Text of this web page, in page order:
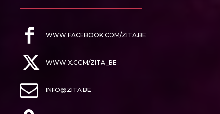
WWW.FACEBOOK.COM/ZITA.BE
WWW.X.COM/ZITA_BE
INFO@ZITA.BE